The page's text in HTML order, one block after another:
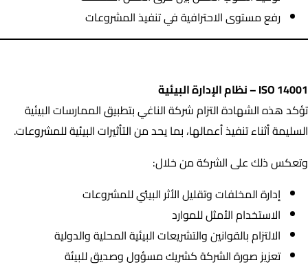
رفع مستوى الاحترافية في تنفيذ المشروعات
ISO 14001 – نظام الإدارة البيئية
تؤكد هذه الشهادة التزام شركة الناغي بتطبيق الممارسات البيئية
السليمة أثناء تنفيذ أعمالها، بما يحد من التأثيرات البيئية للمشروعات.
وتعكس ذلك على الشركة من خلال:
إدارة المخلفات وتقليل الأثر البيئي للمشروعات
الاستخدام الأمثل للموارد
الالتزام بالقوانين والتشريعات البيئية المحلية والدولية
تعزيز صورة الشركة كشريك مسؤول وصديق للبيئة